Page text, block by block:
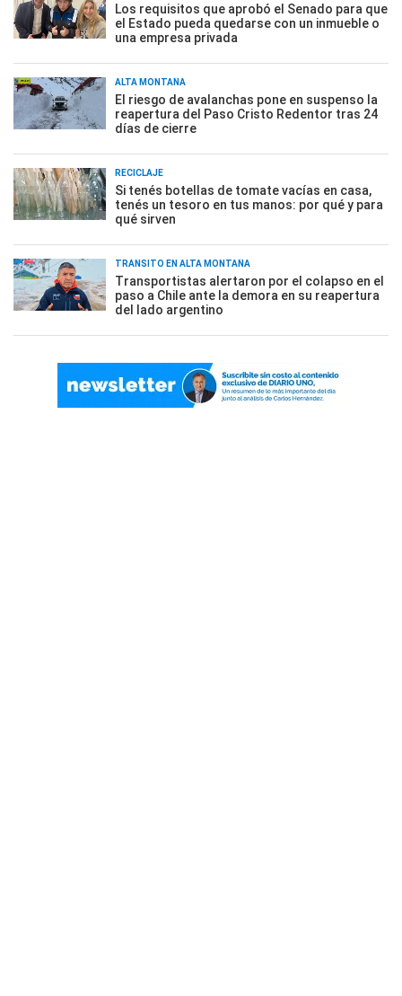
Los requisitos que aprobó el Senado para que
el Estado pueda quedarse con un inmueble o
una empresa privada
ALTA MONTAÑA
El riesgo de avalanchas pone en suspenso la
reapertura del Paso Cristo Redentor tras 24
días de cierre
RECICLAJE
Si tenés botellas de tomate vacías en casa,
tenés un tesoro en tus manos: por qué y para
qué sirven
TRÁNSITO EN ALTA MONTAÑA
Transportistas alertaron por el colapso en el
paso a Chile ante la demora en su reapertura
del lado argentino